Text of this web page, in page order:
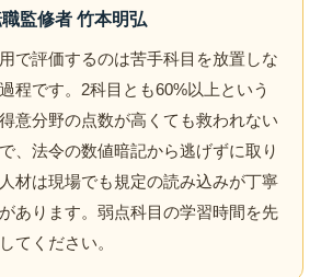
監修者 竹本明弘
で評価するのは苦手科目を放置しな
程です。2科目とも60%以上という
意分野の点数が高くても救われない
、法令の数値暗記から逃げずに取り
材は現場でも規定の読み込みが丁寧
あります。弱点科目の学習時間を先
てください。